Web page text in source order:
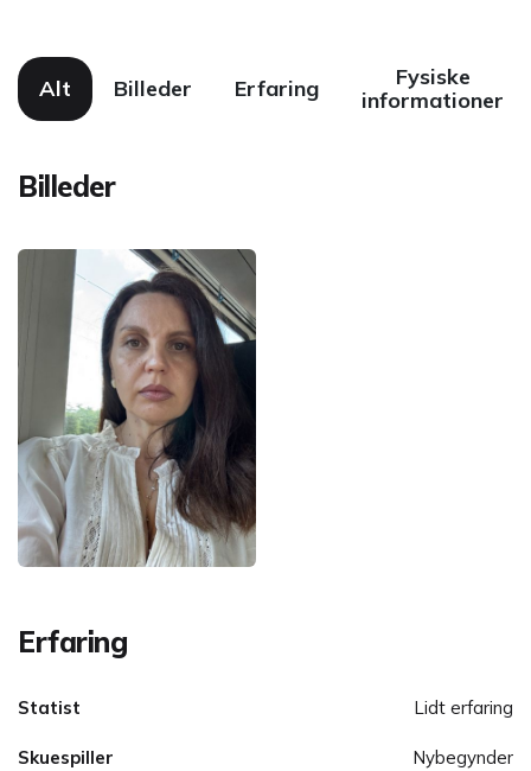
Alt Billeder Erfaring
Fysiske
informationer
Billeder
Erfaring
Statist Lidt erfaring
Skuespiller Nybegynder